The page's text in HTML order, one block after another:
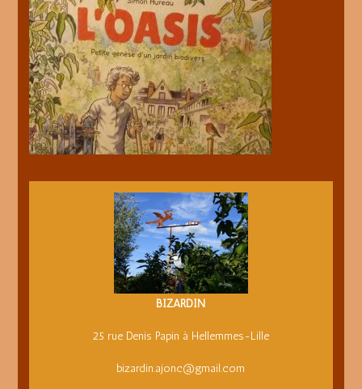
BIZARDIN
25 rue Denis Papin à Hellemmes-Lille
bizardin.ajonc@gmail.com